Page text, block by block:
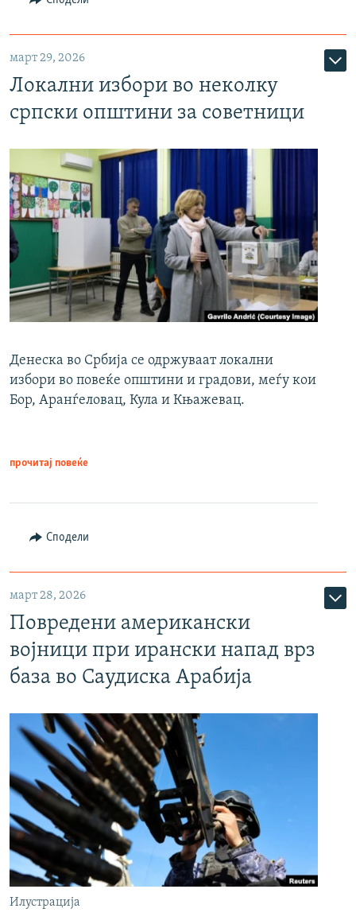
март 29, 2026
Локални избори во неколку
српски општини за советници
Денеска во Србија се одржуваат локални
избори во повеќе општини и градови, меѓу кои
Бор, Аранѓеловац, Кула и Књажевац.
прочитај повеќе
Сподели
март 28, 2026
Повредени американски
војници при ирански напад врз
база во Саудиска Арабија
Илустрација